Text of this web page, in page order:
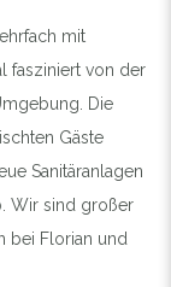
mit
fasziniert von der
Die
Gäste
Sanitäranlagen
Wir sind großer
bei Florian und